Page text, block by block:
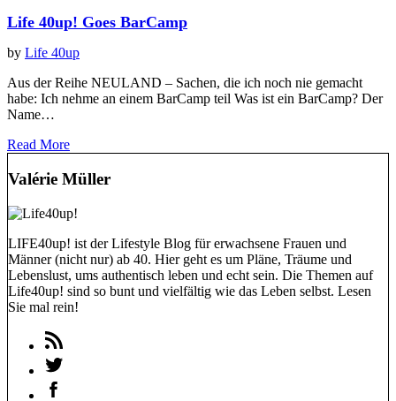
Life 40up! Goes BarCamp
by Life 40up
Aus der Reihe NEULAND – Sachen, die ich noch nie gemacht
habe: Ich nehme an einem BarCamp teil Was ist ein BarCamp? Der
Name…
Read More
Valérie Müller
LIFE40up! ist der Lifestyle Blog für erwachsene Frauen und
Männer (nicht nur) ab 40. Hier geht es um Pläne, Träume und
Lebenslust, ums authentisch leben und echt sein. Die Themen auf
Life40up! sind so bunt und vielfältig wie das Leben selbst. Lesen
Sie mal rein!